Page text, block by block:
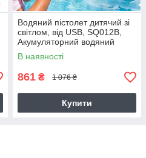
Водяний пістолет дитячий зі
світлом, від USB, SQ012B,
Акумуляторний водяний
бластер
В наявності
861 ₴ 1 076 ₴
Купити